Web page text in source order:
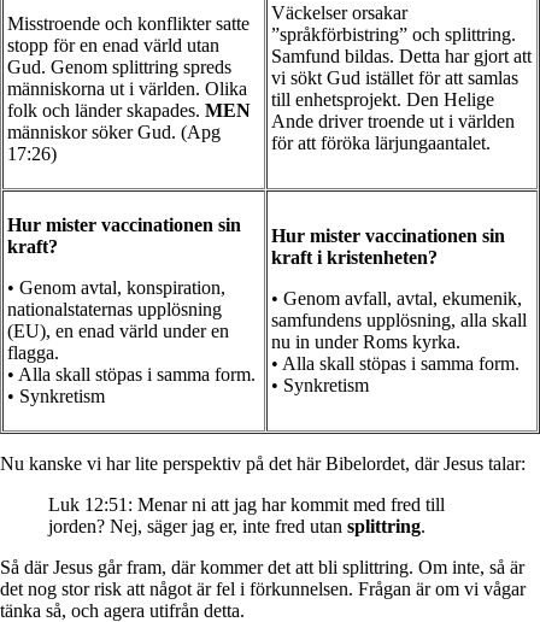
Misstroende och konflikter satte
stopp för en enad värld utan
Gud. Genom splittring spreds
människorna ut i världen. Olika
folk och länder skapades. MEN
människor söker Gud. (Apg
17:26)
Väckelser orsakar
”språkförbistring” och splittring.
Samfund bildas. Detta har gjort att
vi sökt Gud istället för att samlas
till enhetsprojekt. Den Helige
Ande driver troende ut i världen
för att föröka lärjungaantalet.
Hur mister vaccinationen sin
kraft?
• Genom avtal, konspiration,
nationalstaternas upplösning
(EU), en enad värld under en
flagga.
• Alla skall stöpas i samma form.
• Synkretism
Hur mister vaccinationen sin
kraft i kristenheten?
• Genom avfall, avtal, ekumenik,
samfundens upplösning, alla skall
nu in under Roms kyrka.
• Alla skall stöpas i samma form.
• Synkretism
Nu kanske vi har lite perspektiv på det här Bibelordet, där Jesus talar:
Luk 12:51: Menar ni att jag har kommit med fred till
jorden? Nej, säger jag er, inte fred utan splittring.
Så där Jesus går fram, där kommer det att bli splittring. Om inte, så är
det nog stor risk att något är fel i förkunnelsen. Frågan är om vi vågar
tänka så, och agera utifrån detta.